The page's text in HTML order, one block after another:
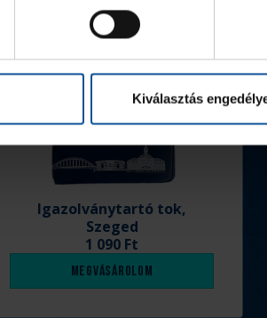
Kiválasztás
Igazolványtartó tok,
Szeged
1 090 Ft
Megvásárolom